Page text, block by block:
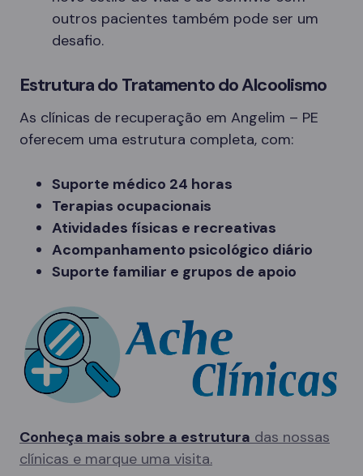
outros pacientes também pode ser um
desafio.
Estrutura do Tratamento do Alcoolismo
As clínicas de recuperação em Angelim – PE
oferecem uma estrutura completa, com:
Suporte médico 24 horas
Terapias ocupacionais
Atividades físicas e recreativas
Acompanhamento psicológico diário
Suporte familiar e grupos de apoio
Conheça mais sobre a estrutura das nossas
clínicas e marque uma visita.